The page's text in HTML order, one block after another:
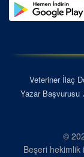
Veteriner İlaç
Yazar Başvurusu
©
Beşeri hekimlik